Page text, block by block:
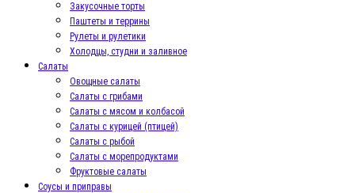
Закусочные торты
Паштеты и террины
Рулеты и рулетики
Холодцы, студни и заливное
Салаты
Овощные салаты
Салаты с грибами
Салаты с мясом и колбасой
Салаты с курицей (птицей)
Салаты с рыбой
Салаты с морепродуктами
Фруктовые салаты
Соусы и приправы